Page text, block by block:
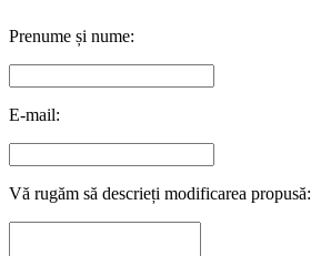
Prenume și nume:
E-mail:
Vă rugăm să descrieți modificarea propusă: